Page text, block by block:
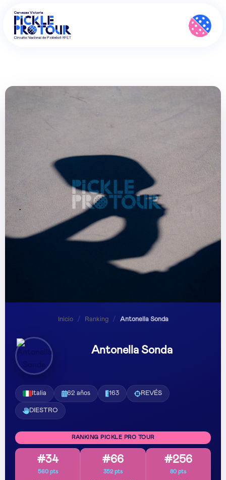
Inicio / Ranking / Antonella Sonda
Antonella Sonda
Italia 62 años 163 REVÉS
DIESTRO
RANKING PICKLE PRO TOUR
#34
560 pts
#66
352 pts
#256
80 pts